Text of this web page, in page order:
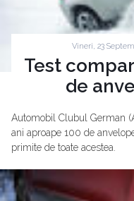
Vineri, 23
Test
de
Automobil Clubul German
ani aproape 100 de
primite de toate acestea.